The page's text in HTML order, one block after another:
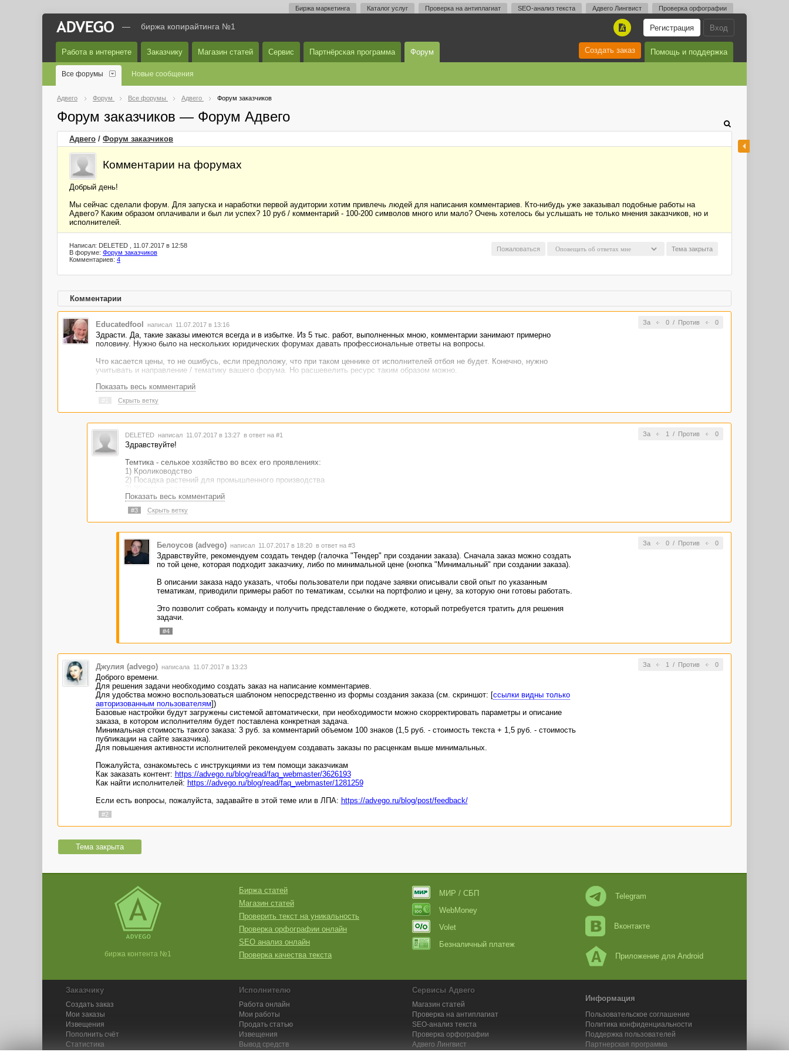
Биржа маркетинга Каталог услуг Проверка на антиплагиат SEO-анализ текста Адвего Лингвист Проверка орфографии
Вход
Регистрация
A
— биржа копирайтинга №1
Работа в интернете Заказчику Магазин статей Сервис Партнёрская программа Форум Помощь и поддержка
Создать заказ
Все форумы Новые сообщения
Адвего Форум Все форумы Адвего Форум заказчиков
Форум заказчиков — Форум Адвего
Адвего / Форум заказчиков
Комментарии на форумах
Добрый день!
Мы сейчас сделали форум. Для запуска и наработки первой аудитории хотим привлечь людей для написания комментариев. Кто-нибудь уже заказывал подобные работы на
Адвего? Каким образом оплачивали и был ли успех? 10 руб / комментарий - 100-200 символов много или мало? Очень хотелось бы услышать не только мнения заказчиков, но и
исполнителей.
Тема закрыта
Пожаловаться
Написал: DELETED , 11.07.2017 в 12:58
В форуме: Форум заказчиков
Комментариев: 4
Комментарии
За 0/ Против 0
Educatedfool написал 11.07.2017 в 13:16
Здрасти. Да, такие заказы имеются всегда и в избытке. Из 5 тыс. работ, выполненных мною, комментарии занимают примерно
половину. Нужно было на нескольких юридических форумах давать профессиональные ответы на вопросы.
Что касается цены, то не ошибусь, если предположу, что при таком ценнике от исполнителей отбоя не будет. Конечно, нужно
учитывать и направление / тематику вашего форума. Но расшевелить ресурс таким образом можно.
Показать весь комментарий
Скрыть ветку
За 1 / Против 0
DELETED написал 11.07.2017 в 13:27 в ответ на #1
Здравствуйте!
Темтика - селькое хозяйство во всех его проявлениях:
1) Кролиководство
2) Посадка растений для промышленного производства
4) Сыроделие
5) Тепличное хозяйство (Цветы, помидоры и пр)
6) Разведение рыб
и т.д. Фишка вся в том, чтобы это было в промышленных масштабах (не дачные посадки).
Мы готовы вкладывать в развитие, но нам надо просчитать сколько нам это выйдет)) платить за однотипные комментарии от
"очевидных" ботов за 2 рубля нам не интересно. Да и написание сообщения копирайтером требует времени, которое
необходимо оплачивать.
Показать весь комментарий
#3 Скрыть ветку
За 0/ Против 0
Белоусов (advego) написал 11.07.2017 в 18:20 в ответ на #3
Здравствуйте, рекомендуем создать тендер (галочка "Тендер" при создании заказа). Сначала заказ можно создать
по той цене, которая подходит заказчику, либо по минимальной цене (кнопка "Минимальный" при создании заказа).
В описании заказа надо указать, чтобы пользователи при подаче заявки описывали свой опыт по указанным
тематикам, приводили примеры работ по тематикам, ссылки на портфолио и цену, за которую они готовы работать.
Это позволит собрать команду и получить представление о бюджете, который потребуется тратить для решения
задачи.
#4
За 1 / Против 0
Джулия (advego) написала 11.07.2017 в 13:23
Доброго времени.
Для решения задачи необходимо создать заказ на написание комментариев.
Для удобства можно воспользоваться шаблоном непосредственно из формы создания заказа (см. скриншот: [ссылки видны только
авторизованным пользователям])
Базовые настройки будут загружены системой автоматически, при необходимости можно скорректировать параметры и описание
заказа, в котором исполнителям будет поставлена конкретная задача.
Минимальная стоимость такого заказа: 3 руб. за комментарий объемом 100 знаков (1,5 руб. - стоимость текста + 1,5 руб. - стоимость
публикации на сайте заказчика).
Для повышения активности исполнителей рекомендуем создавать заказы по расценкам выше минимальных.
Пожалуйста, ознакомьтесь с инструкциями из тем помощи заказчикам
Как заказать контент: https://advego.ru/blog/read/faq_webmaster/3626193
Как найти исполнителей: https://advego.ru/blog/read/faq_webmaster/1281259
Если есть вопросы, пожалуйста, задавайте в этой теме или в ЛПА: https://advego.ru/blog/post/feedback/
#2
Тема закрыта
биржа контента №1
Биржа статей
Магазин статей
Проверить текст на уникальность
Проверка орфографии онлайн
SEO анализ онлайн
Проверка качества текста
МИР / СБП
WebMoney
Volet
Безналичный платеж
Telegram
Вконтакте
Приложение для Android
Заказчику
Создать заказ
Мои заказы
Извещения
Пополнить счёт
Статистика
Исполнителю
Работа онлайн
Мои работы
Продать статью
Извещения
Вывод средств
Сервисы Адвего
Магазин статей
Проверка на антиплагиат
SEO-анализ текста
Проверка орфографии
Адвего Лингвист
Информация
Пользовательское соглашение
Политика конфиденциальности
Поддержка пользователей
Партнерская программа